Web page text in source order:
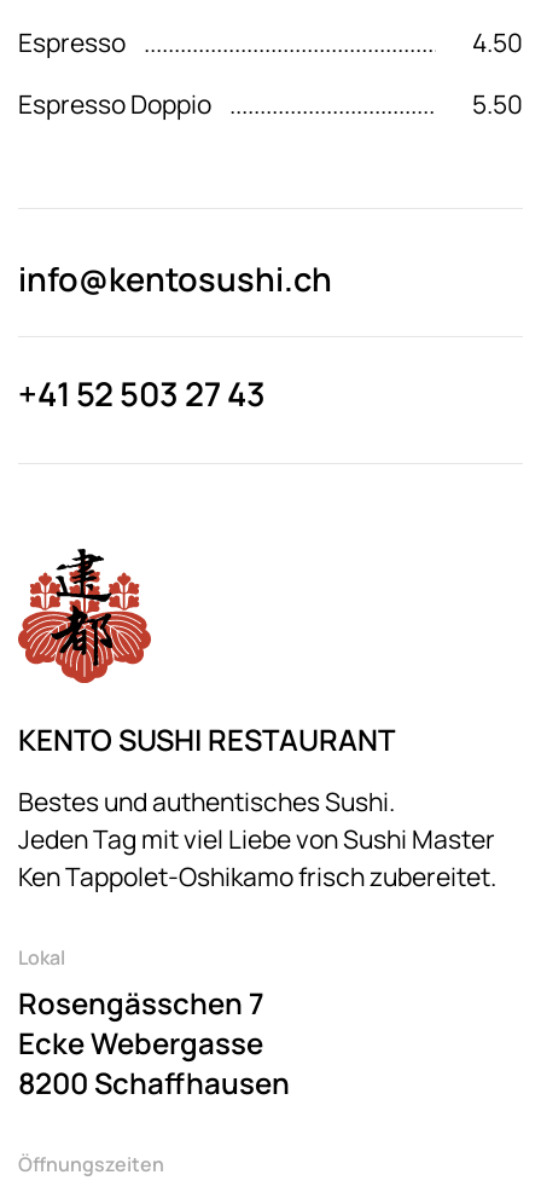
Espresso
4.50
Espresso Doppio
5.50
info@kentosushi.ch
+41 52 503 27 43
KENTO SUSHI RESTAURANT
Bestes und authentisches Sushi.
Jeden Tag mit viel Liebe von Sushi Master
Ken Tappolet-Oshikamo frisch zubereitet.
Lokal
Rosengässchen 7
Ecke Webergasse
8200 Schaffhausen
Öffnungszeiten